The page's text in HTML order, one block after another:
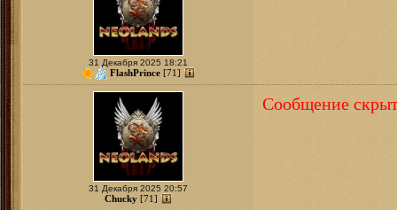
31 Декабря 2025 18:21
FlashPrince [71]
31 Декабря 2025 20:57
Chucky [71]
Сообщение